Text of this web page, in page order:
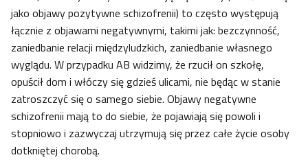
jako objawy pozytywne schizofrenii) to często występują
łącznie z objawami negatywnymi, takimi jak: bezczynność,
zaniedbanie relacji międzyludzkich, zaniedbanie własnego
wyglądu. W przypadku AB widzimy, że rzucił on szkołę,
opuścił dom i włóczy się gdzieś ulicami, nie będąc w stanie
zatroszczyć się o samego siebie. Objawy negatywne
schizofrenii mają to do siebie, że pojawiają się powoli i
stopniowo i zazwyczaj utrzymują się przez całe życie osoby
dotkniętej chorobą.